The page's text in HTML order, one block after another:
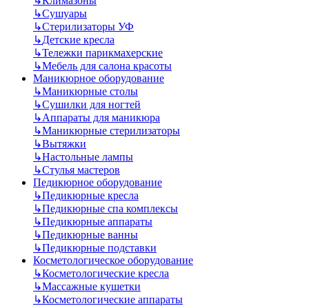
↳Сушуары
↳Стерилизаторы УФ
↳Детские кресла
↳Тележки парикмахерские
↳Мебель для салона красоты
Маникюрное оборудование
↳Маникюрные столы
↳Сушилки для ногтей
↳Аппараты для маникюра
↳Маникюрные стерилизаторы
↳Вытяжки
↳Настольные лампы
↳Стулья мастеров
Педикюрное оборудование
↳Педикюрные кресла
↳Педикюрные спа комплексы
↳Педикюрные аппараты
↳Педикюрные ванны
↳Педикюрные подставки
Косметологическое оборудование
↳Косметологические кресла
↳Массажные кушетки
↳Косметологические аппараты